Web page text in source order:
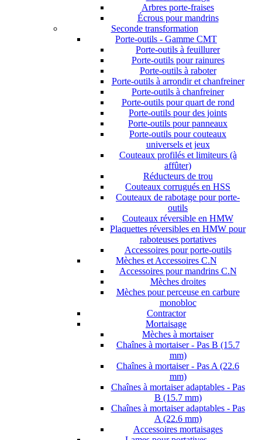
Arbres porte-fraises
Écrous pour mandrins
Seconde transformation
Porte-outils - Gamme CMT
Porte-outils à feuillurer
Porte-outils pour rainures
Porte-outils à raboter
Porte-outils à arrondir et chanfreiner
Porte-outils à chanfreiner
Porte-outils pour quart de rond
Porte-outils pour des joints
Porte-outils pour panneaux
Porte-outils pour couteaux
universels et jeux
Couteaux profilés et limiteurs (à
affûter)
Réducteurs de trou
Couteaux corrugués en HSS
Couteaux de rabotage pour porte-
outils
Couteaux réversible en HMW
Plaquettes réversibles en HMW pour
raboteuses portatives
Accessoires pour porte-outils
Mèches et Accessoires C.N
Accessoires pour mandrins C.N
Mèches droites
Mèches pour perceuse en carbure
monobloc
Contractor
Mortaisage
Mèches à mortaiser
Chaînes à mortaiser - Pas B (15.7
mm)
Chaînes à mortaiser - Pas A (22.6
mm)
Chaînes à mortaiser adaptables - Pas
B (15.7 mm)
Chaînes à mortaiser adaptables - Pas
A (22.6 mm)
Accessoires mortaisages